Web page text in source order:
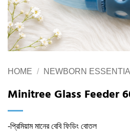
HOME / NEWBORN
Minitree Glass Feeder
-প্রিমিয়াম মানের বেবি ফিডিং বোতল